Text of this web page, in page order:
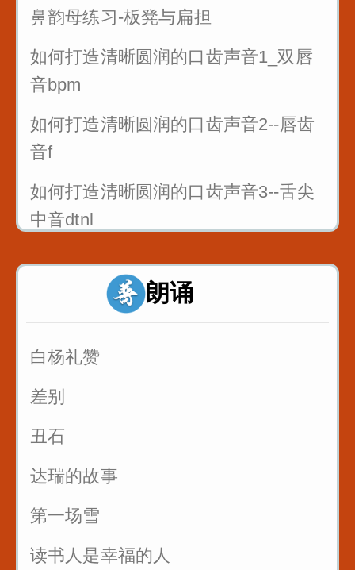
鼻韵母练习-板凳与扁担
如何打造清晰圆润的口齿声音1_双唇
音bpm
如何打造清晰圆润的口齿声音2--唇齿
音f
如何打造清晰圆润的口齿声音3--舌尖
中音dtnl
1_双唇音bpm_八百标兵奔北坡
2_唇齿音f_粉红凤凰
朗诵
白杨礼赞
差别
丑石
达瑞的故事
第一场雪
读书人是幸福的人